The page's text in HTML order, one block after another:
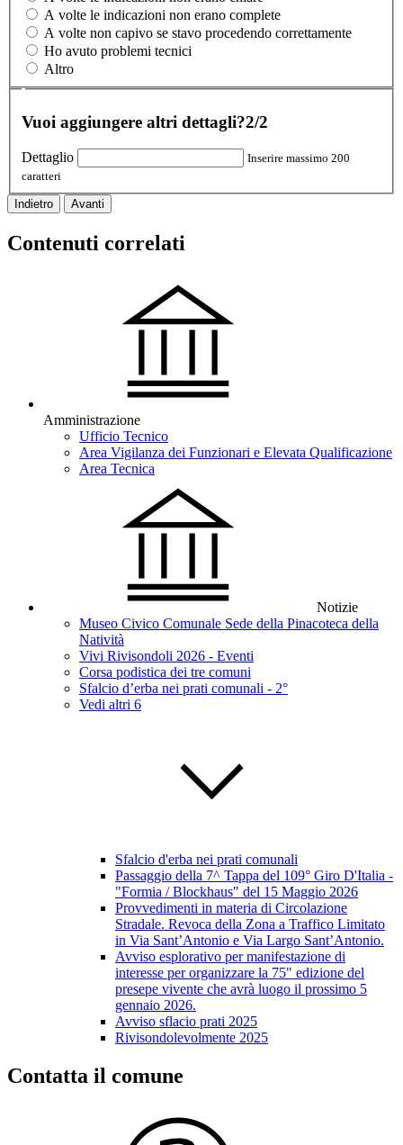
A volte le indicazioni non erano complete
A volte non capivo se stavo procedendo correttamente
Ho avuto problemi tecnici
Altro
Vuoi aggiungere altri dettagli?2/2
Dettaglio
Inserire massimo 200
caratteri
Indietro Avanti
Contenuti correlati
Amministrazione
Ufficio Tecnico
Area Vigilanza dei Funzionari e Elevata Qualificazione
Area Tecnica
Notizie
Museo Civico Comunale Sede della Pinacoteca della
Natività
Vivi Rivisondoli 2026 - Eventi
Corsa podistica dei tre comuni
Sfalcio d’erba nei prati comunali - 2°
Vedi altri 6
Sfalcio d'erba nei prati comunali
Passaggio della 7^ Tappa del 109° Giro D'Italia -
"Formia / Blockhaus" del 15 Maggio 2026
Provvedimenti in materia di Circolazione
Stradale. Revoca della Zona a Traffico Limitato
in Via Sant’Antonio e Via Largo Sant’Antonio.
Avviso esplorativo per manifestazione di
interesse per organizzare la 75" edizione del
presepe vivente che avrà luogo il prossimo 5
gennaio 2026.
Avviso sflacio prati 2025
Rivisondolevolmente 2025
Contatta il comune